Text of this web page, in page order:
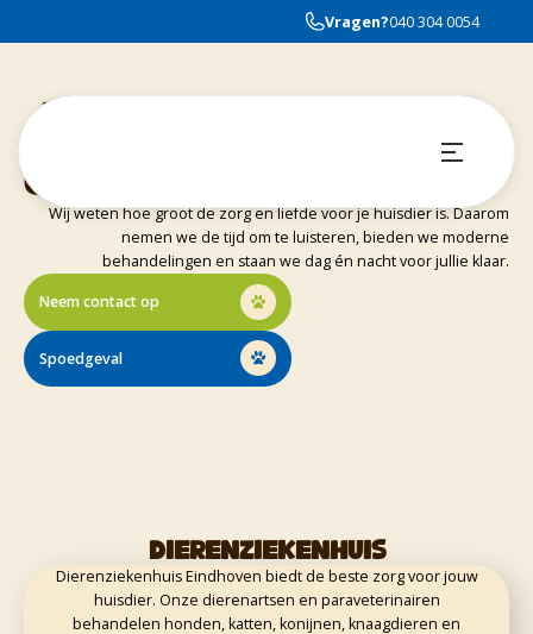
Vragen?040 304 0054
Jouw huisdier
Onze zorg
Wij weten hoe groot de zorg en liefde voor je huisdier is. Daarom
nemen we de tijd om te luisteren, bieden we moderne
behandelingen en staan we dag én nacht voor jullie klaar.
Neem contact op
Spoedgeval
DIERENZIEKENHUIS
Dierenziekenhuis Eindhoven biedt de beste zorg voor jouw
huisdier. Onze dierenartsen en paraveterinairen
behandelen honden, katten, konijnen, knaagdieren en